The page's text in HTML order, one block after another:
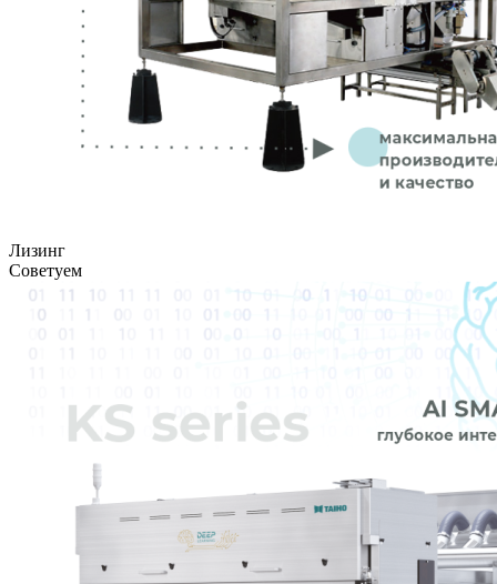
Лизинг
Советуем